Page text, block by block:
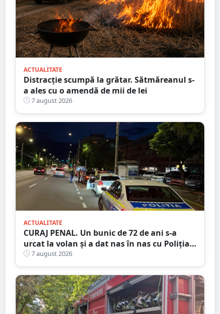
ACTUALITATE
Distracție scumpă la grătar. Sătmăreanul s-
a ales cu o amendă de mii de lei
7 august 2026
ACTUALITATE
CURAJ PENAL. Un bunic de 72 de ani s-a
urcat la volan și a dat nas în nas cu Poliția
Satu Mare
7 august 2026